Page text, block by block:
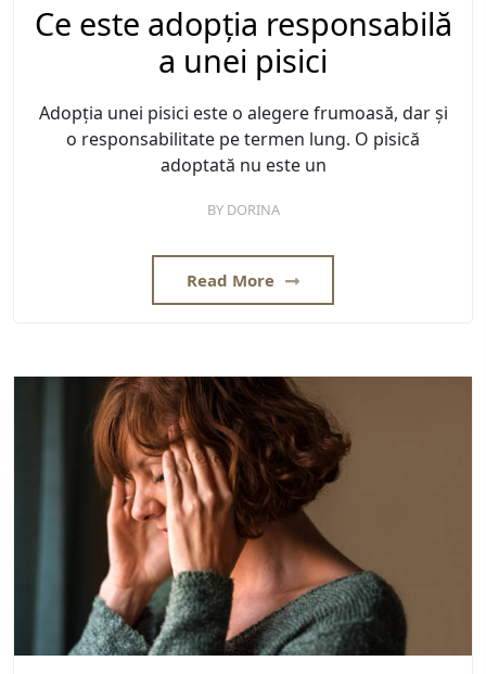
Ce este adopția responsabilă
a unei pisici
Adopția unei pisici este o alegere frumoasă, dar și
o responsabilitate pe termen lung. O pisică
adoptată nu este un
BY DORINA
Read More